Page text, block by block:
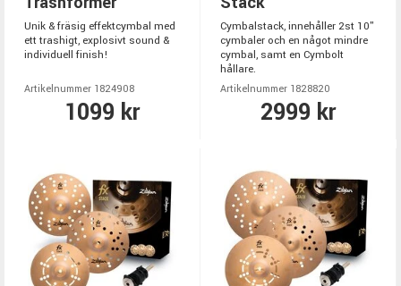
Unik & fräsig effektcymbal med
ett trashigt, explosivt sound &
individuell finish!
Artikelnummer 1824908
1099 kr
Cymbalstack, innehåller 2st 10"
cymbaler och en något mindre
cymbal, samt en Cymbolt
hållare.
Artikelnummer 1828820
2999 kr